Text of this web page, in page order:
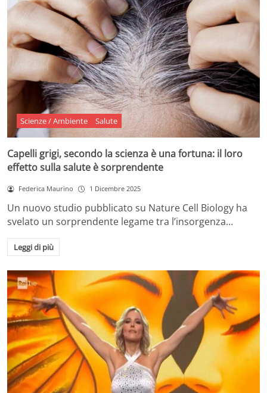
Scienze / Ambiente Salute
Capelli grigi, secondo la scienza è una fortuna: il loro
effetto sulla salute è sorprendente
Federica Maurino 1 Dicembre 2025
Un nuovo studio pubblicato su Nature Cell Biology ha
svelato un sorprendente legame tra l’insorgenza…
Leggi di più